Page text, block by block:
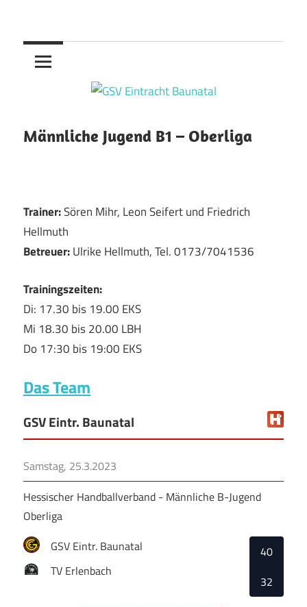
springen
GSV
Eintracht
Baunatal
Männliche Jugend B1 – Oberliga
Trainer:Sören Mihr, Leon Seifert und Friedrich
Hellmuth
Betreuer:Ulrike Hellmuth, Tel. 0173/7041536
Trainingszeiten:
Di: 17.30 bis 19.00 EKS
Mi 18.30 bis 20.00 LBH
Do 17:30 bis 19:00 EKS
Das Team
GSV Eintr. Baunatal
Samstag, 25.3.2023
Hessischer Handballverband - Männliche B-Jugend
Oberliga
GSV Eintr. Baunatal
TV Erlenbach
40
32